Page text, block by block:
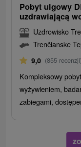
Pobyt ulgowy
uzdrawiającą
Uzdrowisko
Trenčianske
9,0 (855
Kompleksowy
wyżywieniem,
zabiegami,